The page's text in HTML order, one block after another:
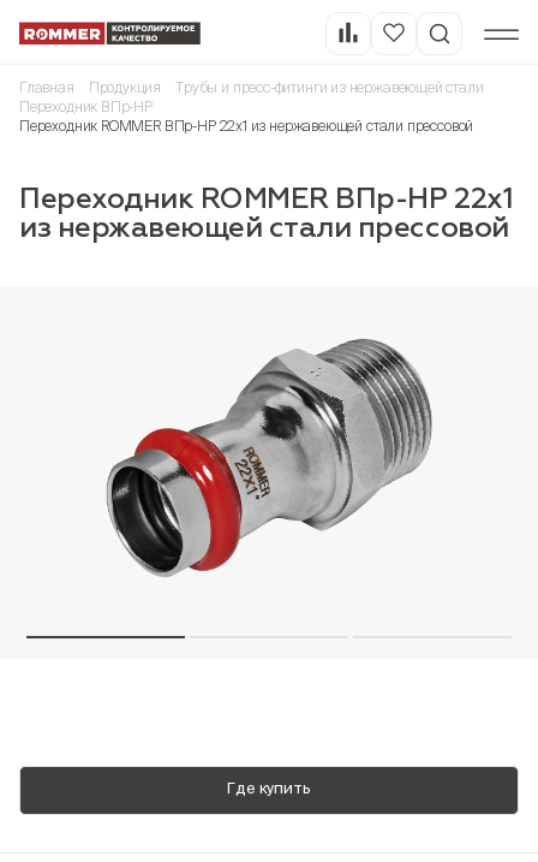
Главная Продукция
Трубы и пресс-фитинги из нержавеющей стали
Переходник ВПр-НР
Переходник ROMMER ВПр-НР 22х1 из нержавеющей стали прессовой
Переходник ROMMER ВПр-НР 22х1
из нержавеющей стали прессовой
Где купить